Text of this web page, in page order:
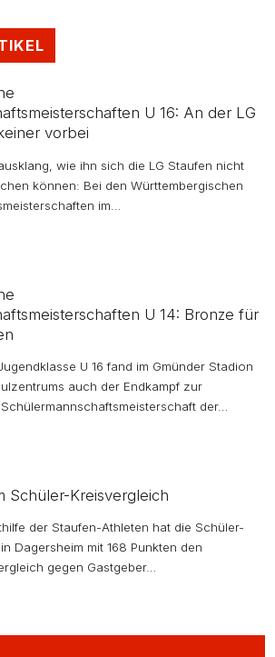
U 16: An der LG
vorbei
wie ihn sich die LG Staufen nicht
können: Bei den Württembergischen
im…
U 14: Bronze für
U 16 fand im Gmünder Stadion
auch der Endkampf zur
der…
Schüler-Kreisvergleich
der Staufen-Athleten hat die Schüler-
Dagersheim mit 168 Punkten den
gegen Gastgeber…